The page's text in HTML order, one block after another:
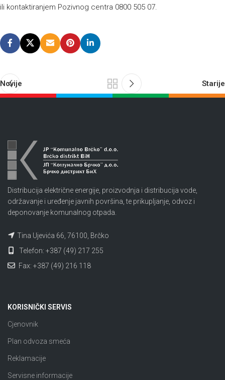
ili kontaktiranjem Pozivnog centra 0800 505 07.
Novije Starije
Distribucija električne energije, proizvodnja i distribucija vode,
održavanje i uređenje javnih površina, te prikupljanje, odvoz i
deponovanje komunalnog otpada.
Tina Ujevića 66, 76100, Brčko
Telefon: +387 (49) 217 255
Fax: +387 (49) 216 118
KORISNIČKI SERVIS
Cjenovnik
Plan odvoza smeća
Reklamacije
Servisne informacije